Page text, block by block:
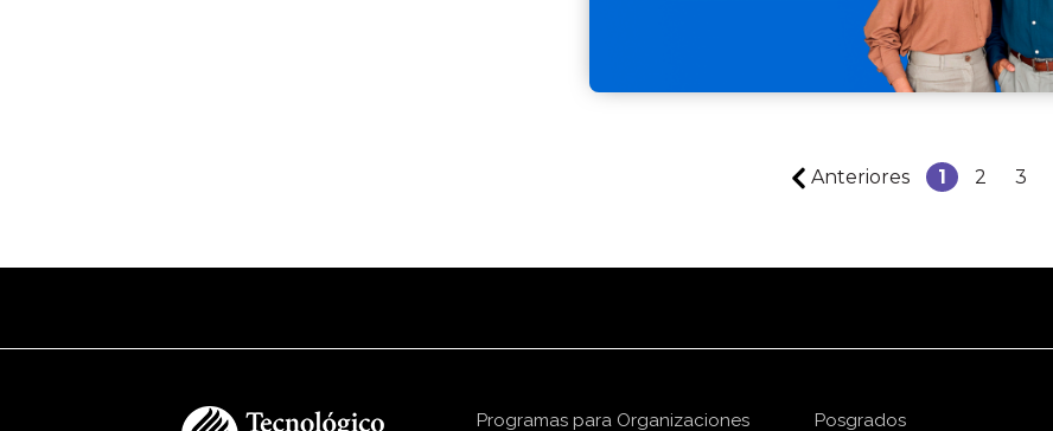
Anteriores 1 2 3
Programas para Organizaciones Posgrados